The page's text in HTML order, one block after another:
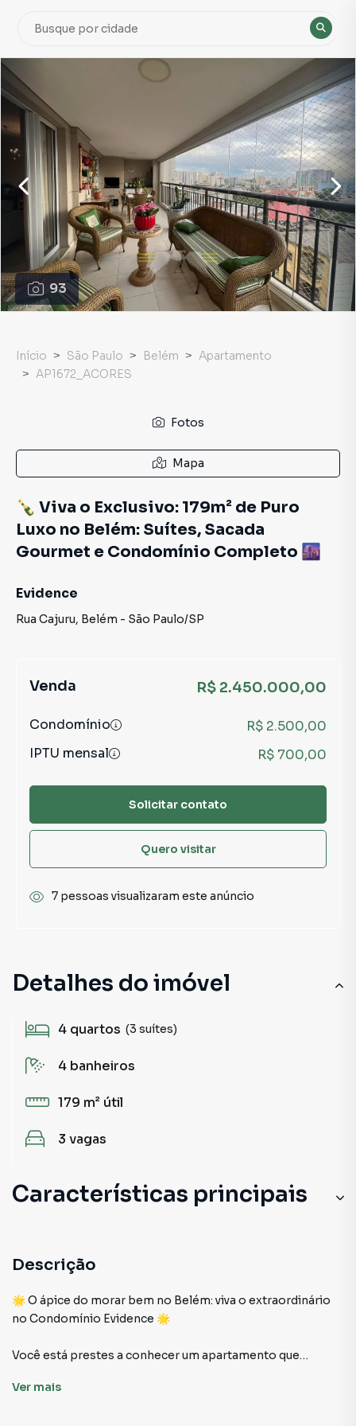
93
Detalhes do imóvel
4 quartos (3 suítes)
4 banheiros
179 m² útil
3 vagas
Características principais
Closet
Armário Suíte
Descrição
🌟 O ápice do morar bem no Belém: viva o extraordinário
no Condomínio Evidence 🌟
Você está prestes a conhecer um apartamento que
com sofisticação. Um espaço pensado para quem valoriza
Ver mais
Início São Paulo Belém
Apartamento
AP1672_ACORES
Fotos
Mapa
🍾 Viva o Exclusivo: 179m² de Puro
Luxo no Belém: Suítes, Sacada
Gourmet e Condomínio Completo 🌆
Evidence
Rua Cajuru, Belém - São Paulo/SP
Venda R$ 2.450.000,00
Condomínio
R$ 2.500,00
IPTU mensal
R$ 700,00
Solicitar contato
Quero visitar
7 pessoas visualizaram este anúncio